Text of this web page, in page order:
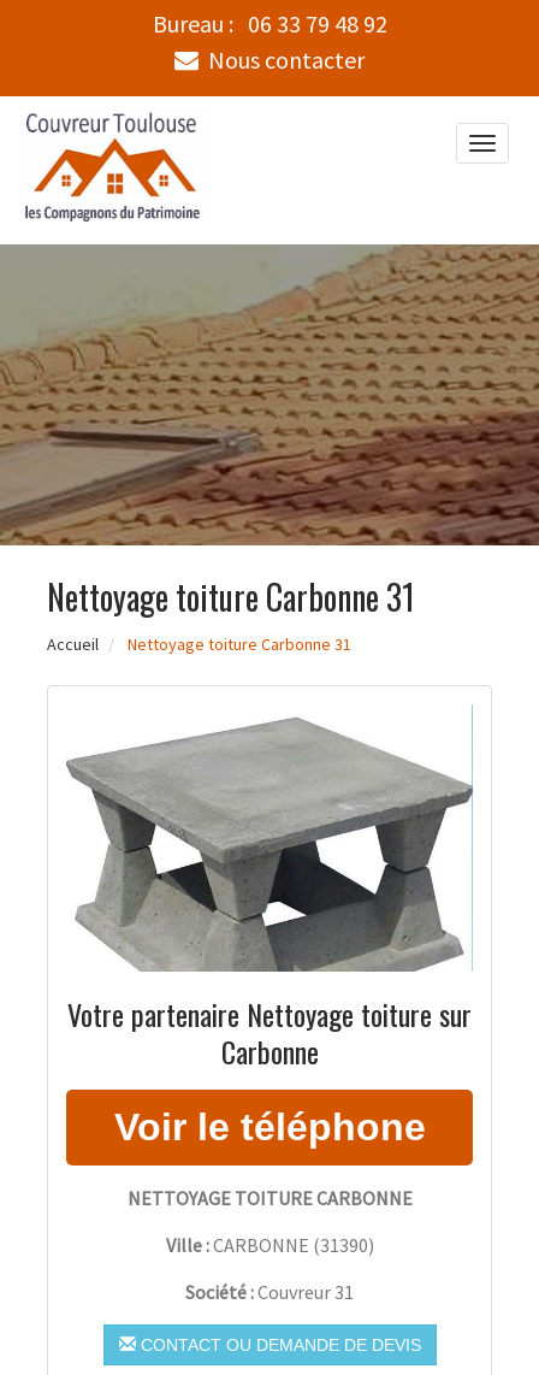
Bureau : 06 33 79 48 92
Nous contacter
Toggle
Nettoyage toiture Carbonne 31
Accueil Nettoyage toiture Carbonne 31
Votre partenaire Nettoyage toiture sur
Carbonne
NETTOYAGE TOITURE CARBONNE
Ville :CARBONNE (31390)
Société :Couvreur 31
CONTACT OU DEMANDE DE DEVIS